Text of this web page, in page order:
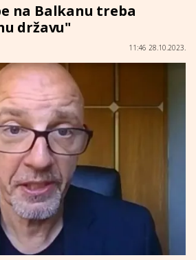
na Balkanu treba
državu"
11:46 28.10.2023.